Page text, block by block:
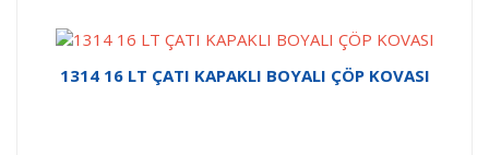
1314 16 LT ÇATI KAPAKLI BOYALI ÇÖP KOVASI